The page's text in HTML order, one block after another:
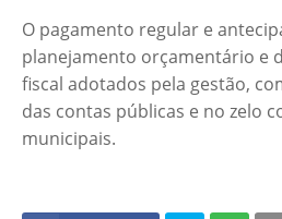
O pagamento regular e
planejamento orçamentário e
fiscal adotados pela gestão,
das contas públicas e no zelo
municipais.